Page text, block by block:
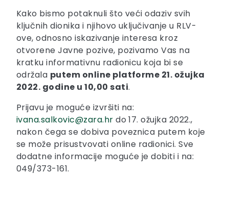
Kako bismo potaknuli što veći odaziv svih
ključnih dionika i njihovo uključivanje u RLV-
ove, odnosno iskazivanje interesa kroz
otvorene Javne pozive, pozivamo Vas na
kratku informativnu radionicu koja bi se
održala putem online platforme 21. ožujka
2022. godine u 10,00 sati.
Prijavu je moguće izvršiti na:
ivana.salkovic@zara.hr do 17. ožujka 2022.,
nakon čega se dobiva poveznica putem koje
se može prisustvovati online radionici. Sve
dodatne informacije moguće je dobiti i na:
049/373-161.